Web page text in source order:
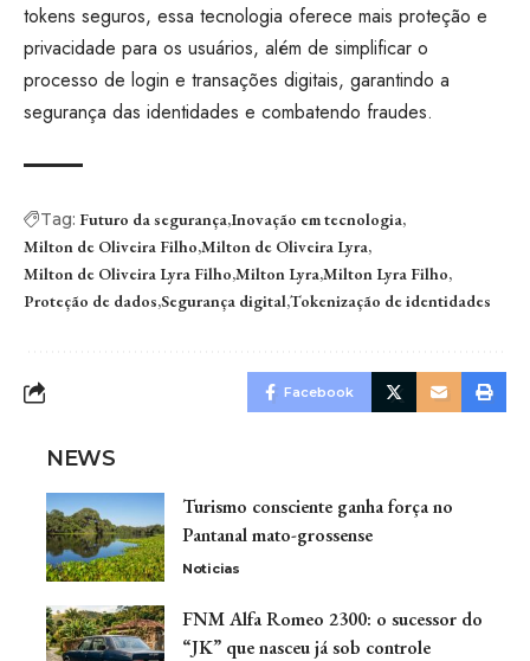
tokens seguros, essa tecnologia oferece mais proteção e
privacidade para os usuários, além de simplificar o
processo de login e transações digitais, garantindo a
segurança das identidades e combatendo fraudes.
Tag: Futuro da segurançaInovação em tecnologia
Milton de Oliveira Filho Milton de Oliveira Lyra
Milton de Oliveira Lyra Filho Milton LyraMilton Lyra Filho
Proteção de dados Segurança digitalTokenização de identidades
Facebook
NEWS
Turismo consciente ganha força no
Pantanal mato-grossense
Noticias
FNM Alfa Romeo 2300: o sucessor do
“JK” que nasceu já sob controle